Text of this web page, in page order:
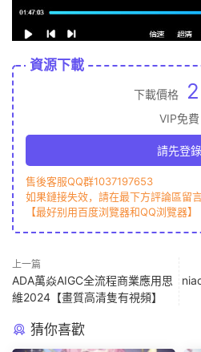
資源下載
下載價格 2
VIP免費
請先登錄
售後客服QQ群1037197653
如果鏈接失效，請在最下方評論區留
【最好别用百度浏覽器和QQ浏覽器】
上一篇
ADA萬焱AIGC全流程商業應用思
維2024【畫質高清隻有視頻】
猜你喜歡